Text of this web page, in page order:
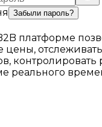
Забыли пароль?
платформе
отслеживать
контролировать
реального